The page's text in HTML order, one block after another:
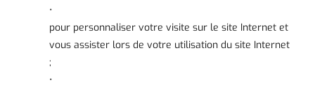
•
pour personnaliser votre visite sur le site Internet et
vous assister lors de votre utilisation du site Internet
;
•